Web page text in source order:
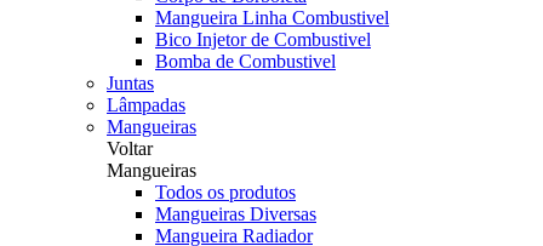
Mangueira Linha Combustivel
Bico Injetor de Combustivel
Bomba de Combustivel
Juntas
Lâmpadas
Mangueiras
Voltar
Mangueiras
Todos os produtos
Mangueiras Diversas
Mangueira Radiador